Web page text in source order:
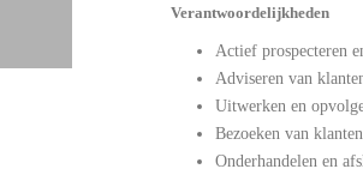
Verantwoordelijkheden
Actief prospecteren
Adviseren van
Uitwerken en
Bezoeken van
Onderhandelen en